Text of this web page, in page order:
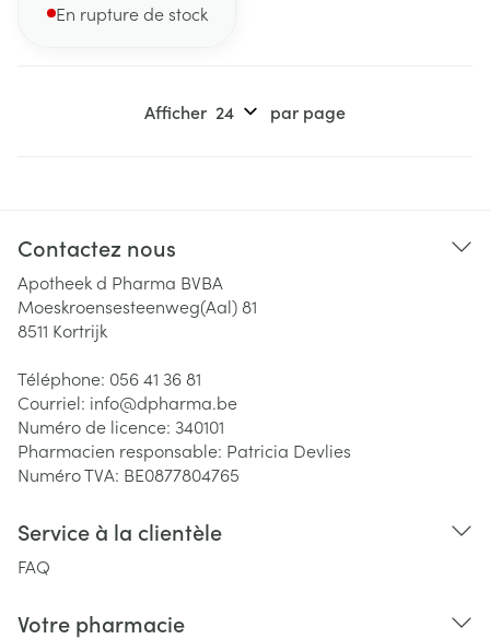
En rupture de stock
Afficher par page
Contactez nous
Apotheek d Pharma BVBA
Moeskroensesteenweg(Aal) 81
8511 Kortrijk
Téléphone: 056 41 36 81
Courriel: info@dpharma.be
Numéro de licence: 340101
Pharmacien responsable: Patricia Devlies
Numéro TVA: BE0877804765
Service à la clientèle
FAQ
Votre pharmacie